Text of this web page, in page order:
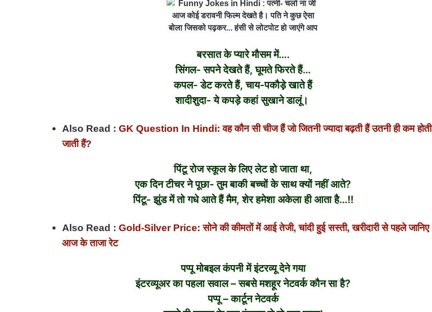
बरसात के प्यारे मौसम में….
सिंगल- सपने देखते हैं, घूमते फिरते हैं…
कपल- डेट करते हैं, चाय-पकौड़े खाते हैं
शादीशुदा- ये कपड़े कहां सुखाने डालूं।
Also Read : GK Question In Hindi: वह कौन सी चीज हैं जो जितनी ज्‍यादा बढ़ती हैं उतनी ही कम होती
जाती हैं?
पिंटू रोज स्कूल के लिए लेट हो जाता था,
एक दिन टीचर ने पूछा- तुम बाकी बच्चों के साथ क्यों नहीं आते?
पिंटू- झुंड में तो गधे आते हैं मैम, शेर हमेशा अकेला ही आता है…!!
Also Read : Gold-Silver Price: सोने की कीमतों में आई तेजी, चांदी हुई सस्‍ती, खरीदारी से पहले जानिए
आज के ताजा रेट
पप्पू मोबइल कंपनी में इंटरव्यू देने गया
इंटरव्यूअर का पहला सवाल – सबसे मशहूर नेटवर्क कौन सा है?
पप्पू – कार्टून नेटवर्क